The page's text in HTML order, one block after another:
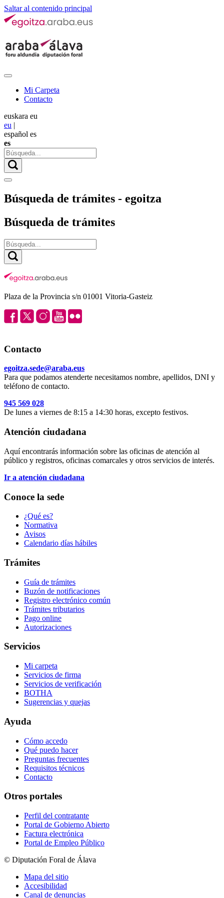
Saltar al contenido principal
Mi Carpeta
Contacto
euskara eu
eu |
español es
es
Búsqueda de trámites - egoitza
Búsqueda de trámites
Plaza de la Provincia s/n 01001 Vitoria-Gasteiz
Contacto
egoitza.sede@araba.eus
Para que podamos atenderte necesitamos nombre, apellidos, DNI y
teléfono de contacto.
945 569 028
De lunes a viernes de 8:15 a 14:30 horas, excepto festivos.
Atención ciudadana
Aquí encontrarás información sobre las oficinas de atención al
público y registros, oficinas comarcales y otros servicios de interés.
Ir a atención ciudadana
Conoce la sede
¿Qué es?
Normativa
Avisos
Calendario días hábiles
Trámites
Guía de trámites
Buzón de notificaciones
Registro electrónico común
Trámites tributarios
Pago online
Autorizaciones
Servicios
Mi carpeta
Servicios de firma
Servicios de verificación
BOTHA
Sugerencias y quejas
Ayuda
Cómo accedo
Qué puedo hacer
Preguntas frecuentes
Requisitos técnicos
Contacto
Otros portales
Perfil del contratante
Portal de Gobierno Abierto
Factura electrónica
Portal de Empleo Público
© Diputación Foral de Álava
Mapa del sitio
Accesibilidad
Canal de denuncias